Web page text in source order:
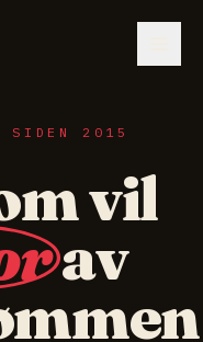
2015
vil
av